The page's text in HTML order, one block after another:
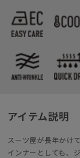
アイテム説明
スーツ屋が長年かけ
インナーとしても、